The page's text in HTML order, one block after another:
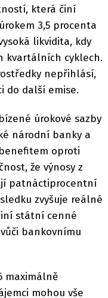
která činí
3,5 procenta
likvidita, kdy
kvartálních cyklech.
nepřihlásí,
do další emise.
úrokové sazby
národní banky a
oproti
že výnosy z
patnáctiprocentní
zvyšuje reálné
státní cenné
bankovnímu
maximálně
mohou vše